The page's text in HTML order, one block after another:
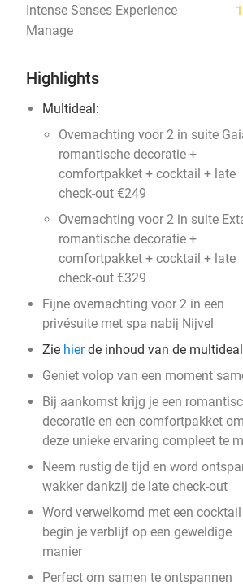
Intense Senses Experience
Manage
Highlights
Multideal:
Overnachting voor 2 in suite
romantische decoratie +
comfortpakket + cocktail + late
check-out €249
Overnachting voor 2 in suite
romantische decoratie +
comfortpakket + cocktail + late
check-out €329
Fijne overnachting voor 2 in een
privésuite met spa nabij Nijvel
Zie hierde inhoud van de
Geniet volop van een moment
Bij aankomst krijg je een
decoratie en een comfortpakket om
deze unieke ervaring compleet te
Neem rustig de tijd en word
wakker dankzij de late check-out
Word verwelkomd met een cocktail
begin je verblijf op een geweldige
manier
Perfect om samen te ontspannen